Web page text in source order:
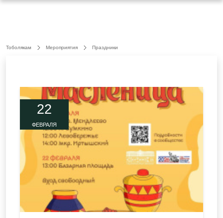
Тоболякам Мероприятия Праздники
22
ФЕВРАЛЯ